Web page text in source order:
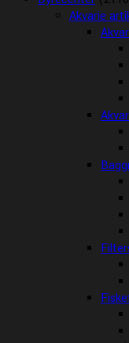
Akvarie